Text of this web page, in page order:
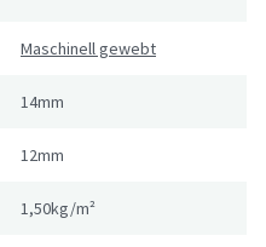
Maschinell gewebt
14mm
12mm
1,50kg/m²